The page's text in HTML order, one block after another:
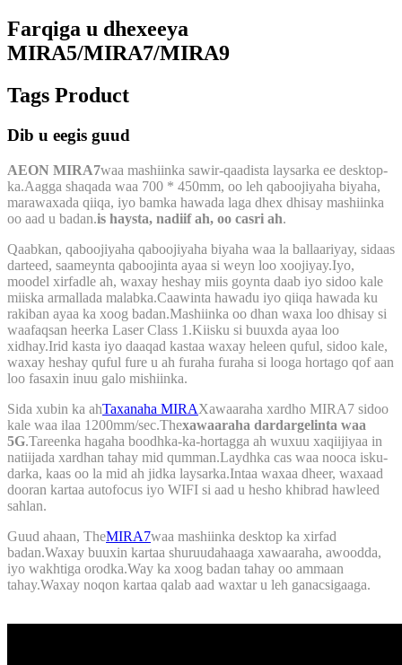
Farqiga u dhexeeya
MIRA5/MIRA7/MIRA9
Tags Product
Dib u eegis guud
AEON MIRA7waa mashiinka sawir-qaadista laysarka ee desktop-
ka.Aagga shaqada waa 700 * 450mm, oo leh qaboojiyaha biyaha,
marawaxada qiiqa, iyo bamka hawada laga dhex dhisay mashiinka
oo aad u badan.is haysta, nadiif ah, oo casri ah.
Qaabkan, qaboojiyaha qaboojiyaha biyaha waa la ballaariyay, sidaas
darteed, saameynta qaboojinta ayaa si weyn loo xoojiyay.Iyo,
moodel xirfadle ah, waxay heshay miis goynta daab iyo sidoo kale
miiska armallada malabka.Caawinta hawadu iyo qiiqa hawada ku
rakiban ayaa ka xoog badan.Mashiinka oo dhan waxa loo dhisay si
waafaqsan heerka Laser Class 1.Kiisku si buuxda ayaa loo
xidhay.Irid kasta iyo daaqad kastaa waxay heleen quful, sidoo kale,
waxay heshay quful fure u ah furaha furaha si looga hortago qof aan
loo fasaxin inuu galo mishiinka.
Sida xubin ka ahTaxanaha MIRAXawaaraha xardho MIRA7 sidoo
kale waa ilaa 1200mm/sec.Thexawaaraha dardargelinta waa
5G.Tareenka hagaha boodhka-ka-hortagga ah wuxuu xaqiijiyaa in
natiijada xardhan tahay mid qumman.Laydhka cas waa nooca isku-
darka, kaas oo la mid ah jidka laysarka.Intaa waxaa dheer, waxaad
dooran kartaa autofocus iyo WIFI si aad u hesho khibrad hawleed
sahlan.
Guud ahaan, TheMIRA7waa mashiinka desktop ka xirfad
badan.Waxay buuxin kartaa shuruudahaaga xawaaraha, awoodda,
iyo wakhtiga orodka.Way ka xoog badan tahay oo ammaan
tahay.Waxay noqon kartaa qalab aad waxtar u leh ganacsigaaga.